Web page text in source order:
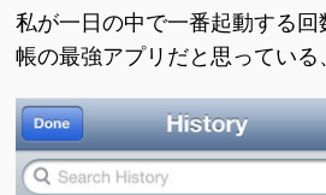
私が一日の中で一番起動する
帳の最強アプリだと思っている